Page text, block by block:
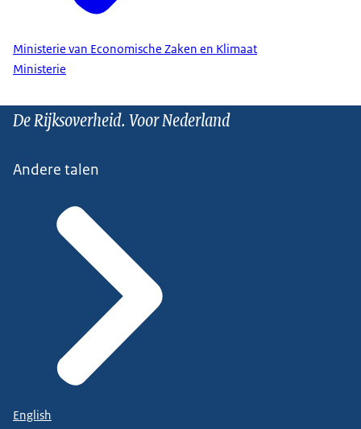
Ministerie van Economische Zaken en Klimaat
Ministerie
De Rijksoverheid. Voor Nederland
Andere talen
English